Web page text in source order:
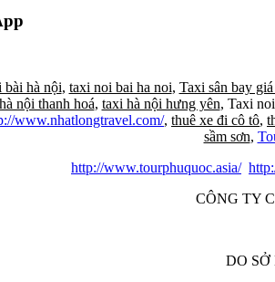
bài hà nội, taxi noi bai ha noi, Taxi sân bay giá
nội thanh hoá, taxi hà nội hưng yên, Taxi
www.nhatlongtravel.com/, thuê xe đi cô tô,
sầm sơn,
http://www.tourphuquoc.asia/
CÔNG TY
DO